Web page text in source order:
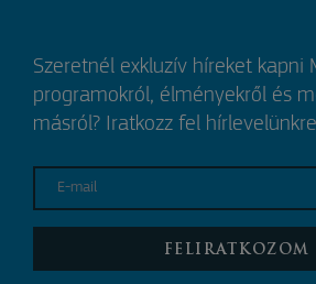
Szeretnél exkluzív híreket kapni
programokról, élményekről és
másról? Iratkozz fel
E-mail
FELIRATKOZOM